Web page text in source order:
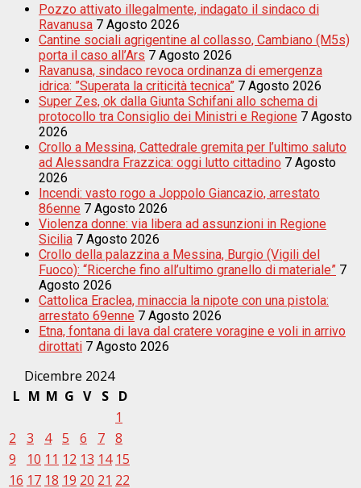
Pozzo attivato illegalmente, indagato il sindaco di
Ravanusa 7 Agosto 2026
Cantine sociali agrigentine al collasso, Cambiano (M5s)
porta il caso all’Ars 7 Agosto 2026
Ravanusa, sindaco revoca ordinanza di emergenza
idrica: ”Superata la criticità tecnica” 7 Agosto 2026
Super Zes, ok dalla Giunta Schifani allo schema di
protocollo tra Consiglio dei Ministri e Regione 7 Agosto
2026
Crollo a Messina, Cattedrale gremita per l’ultimo saluto
ad Alessandra Frazzica: oggi lutto cittadino 7 Agosto
2026
Incendi: vasto rogo a Joppolo Giancazio, arrestato
86enne 7 Agosto 2026
Violenza donne: via libera ad assunzioni in Regione
Sicilia 7 Agosto 2026
Crollo della palazzina a Messina, Burgio (Vigili del
Fuoco): “Ricerche fino all’ultimo granello di materiale” 7
Agosto 2026
Cattolica Eraclea, minaccia la nipote con una pistola:
arrestato 69enne 7 Agosto 2026
Etna, fontana di lava dal cratere voragine e voli in arrivo
dirottati 7 Agosto 2026
Dicembre 2024
L M M G V S
D
1
2
3 4 5 6 7 8
9
10 11 12 13 14 15
16 17 18 19 20 21 22